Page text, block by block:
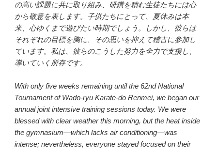
の高い課題に共に取り組み、研鑽を積む生徒たちには心
から敬意を表します。子供たちにとって、夏休みは本
来、心ゆくまで遊びたい時期でしょう。しかし、彼らは
それぞれの目標を胸に、その思いを抑えて稽古に参加し
ています。私は、彼らのこうした努力を全力で支援し、
導いていく所存です。
With only five weeks remaining until the 62nd National
Tournament of Wado-ryu Karate-do Renmei, we began our
annual joint intensive training sessions today. We were
blessed with clear weather this morning, but the heat inside
the gymnasium—which lacks air conditioning—was
intense; nevertheless, everyone stayed focused on their